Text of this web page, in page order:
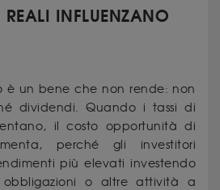
REALI INFLUENZANO
è un bene che non rende: non
dividendi. Quando i tassi di
il costo opportunità di
perché gli investitori
più elevati investendo
o altre attività a